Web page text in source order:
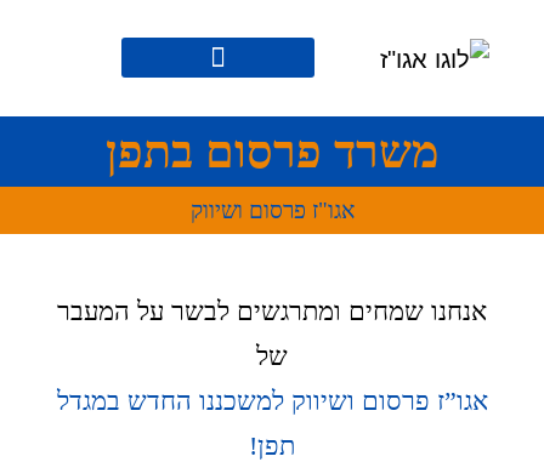
משרד פרסום בתפן
אגו"ז פרסום ושיווק
אנחנו שמחים ומתרגשים לבשר על המעבר
של
אגו”ז פרסום ושיווק למשכננו החדש במגדל
תפן!